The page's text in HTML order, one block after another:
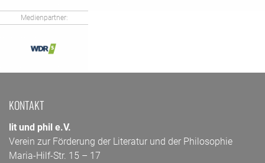
Medienpartner:
KONTAKT
lit und phil e.V.
Verein zur Förderung der Literatur und der Philosophie
Maria-Hilf-Str. 15 – 17